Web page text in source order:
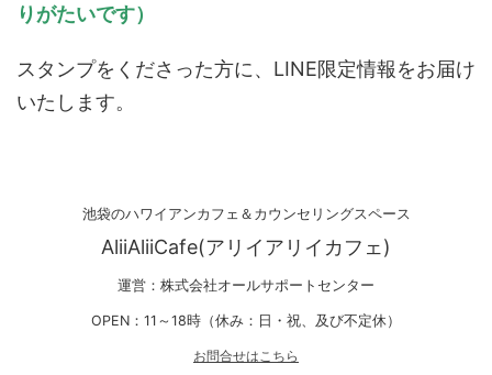
りがたいです）
スタンプをくださった方に、LINE限定情報をお届け
いたします。
池袋のハワイアンカフェ＆カウンセリングスペース
AliiAliiCafe(アリイアリイカフェ)
運営：株式会社オールサポートセンター
OPEN：11～18時（休み：日・祝、及び不定休）
お問合せはこちら